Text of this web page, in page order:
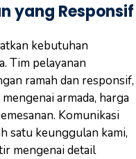
yang Responsif
kebutuhan
Tim pelayanan
ramah dan responsif,
armada, harga
Komunikasi
satu keunggulan kami,
mengenai detail